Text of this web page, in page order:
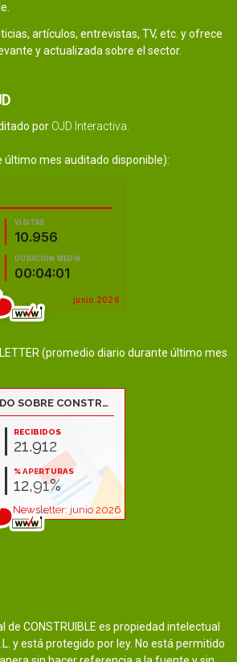
artículos, entrevistas, TV, etc. y ofrece
y actualizada sobre el sector.
por OJD Interactiva.
último mes auditado disponible):
(promedio diario durante último mes
CONSTRUIBLE es propiedad intelectual
y está protegido por ley. No está permitido